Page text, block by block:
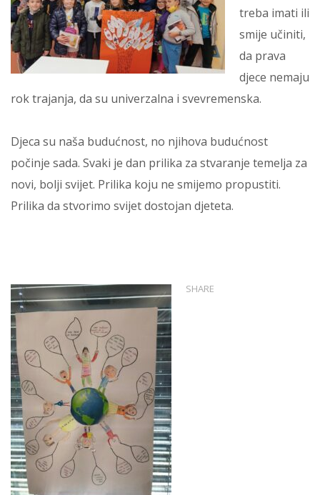
treba imati ili
smije učiniti,
da prava
djece nemaju
rok trajanja, da su univerzalna i svevremenska.
Djeca su naša budućnost, no njihova budućnost
počinje sada. Svaki je dan prilika za stvaranje temelja za
novi, bolji svijet. Prilika koju ne smijemo propustiti.
Prilika da stvorimo svijet dostojan djeteta.
SHARE